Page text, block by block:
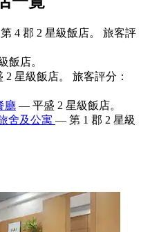
4 郡 2 星級飯店。 旅客評
飯店。
星級飯店。 旅客評分：
廳 — 平盛 2 星級飯店。
舍及公寓 — 第 1 郡 2 星級